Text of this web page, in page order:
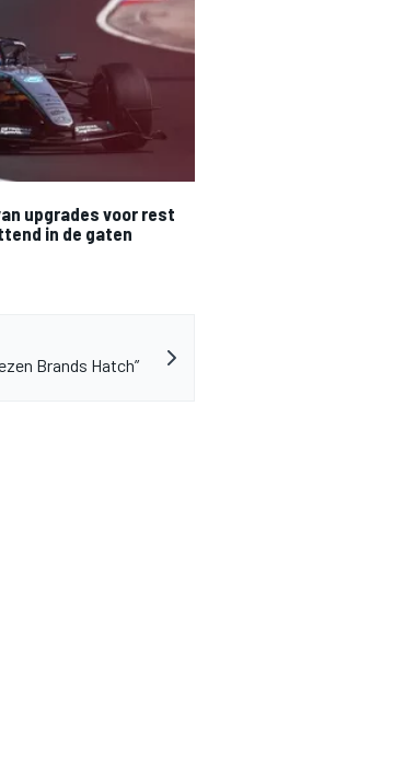
upgrades voor rest
in de gaten
Brands Hatch”